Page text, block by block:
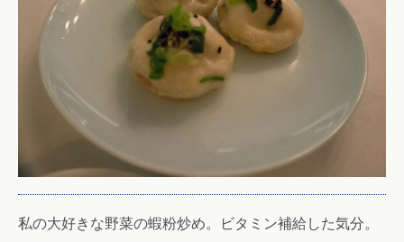
私の大好きな野菜の蝦粉炒め。ビタミン補給した気分。